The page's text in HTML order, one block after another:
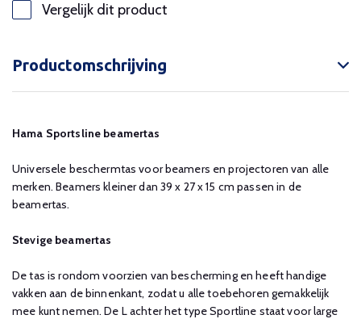
Vergelijk dit product
Productomschrijving
Hama Sportsline beamertas
Universele beschermtas voor beamers en projectoren van alle
merken. Beamers kleiner dan 39 x 27 x 15 cm passen in de
beamertas.
Stevige beamertas
De tas is rondom voorzien van bescherming en heeft handige
vakken aan de binnenkant, zodat u alle toebehoren gemakkelijk
mee kunt nemen. De L achter het type Sportline staat voor large